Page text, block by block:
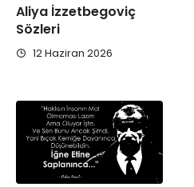
Aliya İzzetbegoviç
Sözleri
12 Haziran 2026